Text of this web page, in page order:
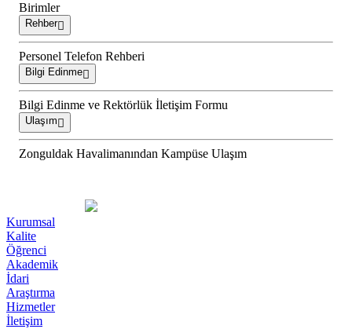
Birimler
Rehber
Personel Telefon Rehberi
Bilgi Edinme
Bilgi Edinme ve Rektörlük İletişim Formu
Ulaşım
Zonguldak Havalimanından Kampüse Ulaşım
Kurumsal
Kalite
Öğrenci
Akademik
İdari
Araştırma
Hizmetler
İletişim